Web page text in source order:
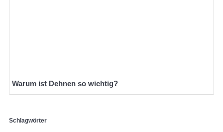
Warum ist Dehnen so wichtig?
Schlagwörter